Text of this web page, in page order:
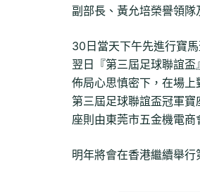
副部長、黃允培榮譽領
30日當天下午先進行寶
翌日『第三屆足球聯誼
佈局心思慎密下，在場
第三屆足球聯誼盃冠軍
座則由東莞市五金機電
明年將會在香港繼續舉